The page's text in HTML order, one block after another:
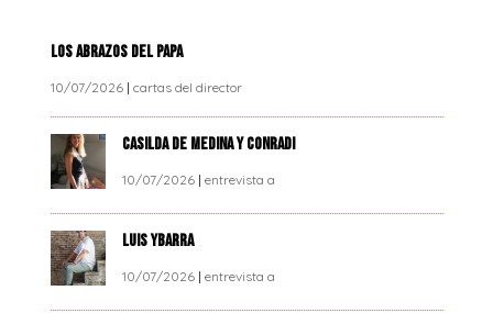
LOS ABRAZOS DEL PAPA
10/07/2026| cartas del director
CASILDA DE MEDINA Y CONRADI
10/07/2026| entrevista a
LUIS YBARRA
10/07/2026| entrevista a